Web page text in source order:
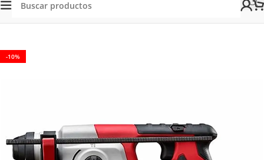
Tienda/HERRAMIENTAS INALÁMBRICAS ROTOMARTILLOS
-10%